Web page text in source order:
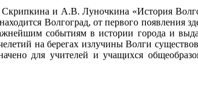
и А.В. Луночкина «История
Волгоград, от первого появления
событиям в истории города и
на берегах излучины Волги
для учителей и учащихся